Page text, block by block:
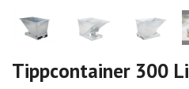
Tippcontainer 300